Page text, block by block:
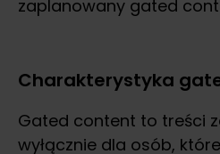
zaplanowany gated
Charakterystyka
Gated content to treści
wyłącznie dla osób,